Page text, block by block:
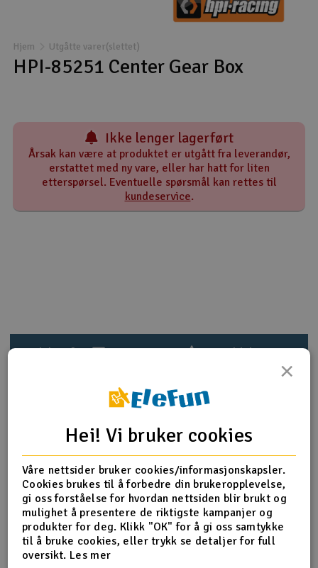
Droner
Helikopter
Kamerautstyr
Outlet
Smarthjem, lek & hobby
Solenergi
Sparkesykler & elkjøretøy
Verktøy, utstyr & tilbehør
Hjem Utgåtte varer(slettet)
HPI-85251 Center Gear Box
Ikke lenger lagerført
Årsak kan være at produktet er utgått fra leverandør,
erstattet med ny vare, eller har hatt for liten
etterspørsel. Eventuelle spørsmål kan rettes til
kundeservice.
Produktinfo Tips en venn Anmeldelser
Produktinformasjon
CENTER GEAR BOX
# 85251
Wheely King
Genuine HPI quality spare part for easy maintenance and
repairs.
×
Hei! Vi bruker cookies
Våre nettsider bruker cookies/informasjonskapsler.
Cookies brukes til å forbedre din brukeropplevelse,
gi oss forståelse for hvordan nettsiden blir brukt og
mulighet å presentere de riktigste kampanjer og
produkter for deg. Klikk "OK" for å gi oss samtykke
til å bruke cookies, eller trykk se detaljer for full
oversikt. Les mer